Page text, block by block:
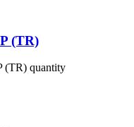
(TR)
(TR) quantity